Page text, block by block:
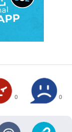
0 0